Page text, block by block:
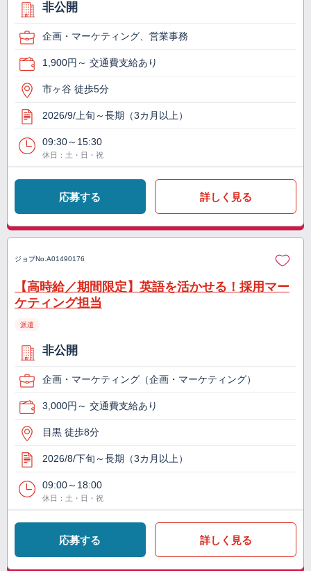
非公開
企画・マーケティング、営業事務
1,900円～ 交通費支給あり
市ヶ谷 徒歩5分
2026/9/上旬～長期（3カ月以上）
09:30～15:30
休日：土・日・祝
応募する 詳しく見る
ジョブNo. A01490176
【高時給／期間限定】英語を活かせる！採用マー
ケティング担当
派遣
非公開
企画・マーケティング（企画・マーケティング）
3,000円～ 交通費支給あり
目黒 徒歩8分
2026/8/下旬～長期（3カ月以上）
09:00～18:00
休日：土・日・祝
応募する 詳しく見る